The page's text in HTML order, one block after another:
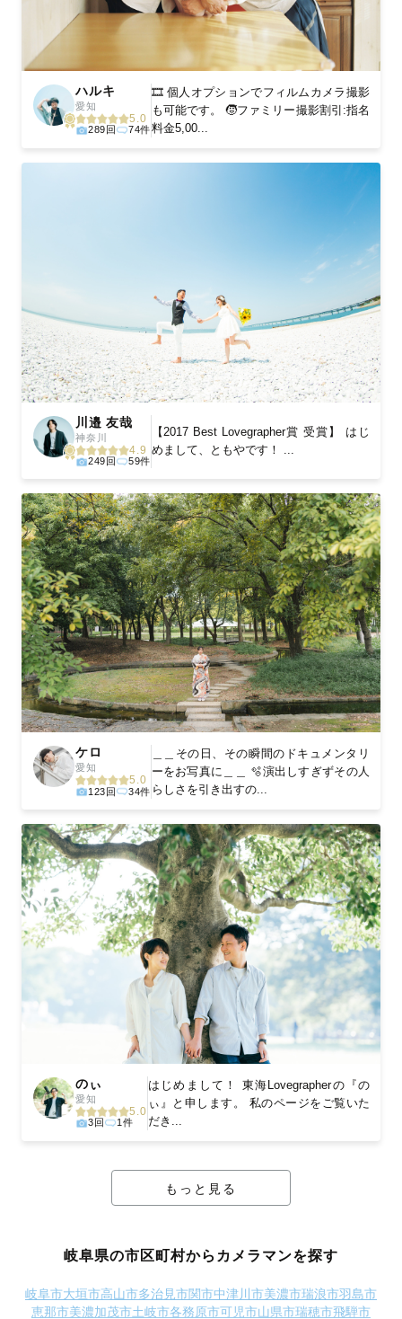
ハルキ
愛知
5.0
289回 74件
🎞️ 個人オプションでフィルムカメラ撮影
も可能です。 🧒ファミリー撮影割引:指名
料金5,00...
川邉 友哉
神奈川
4.9
249回 59件
【2017 Best Lovegrapher賞 受賞】 はじ
めまして、ともやです！ ...
ケロ
愛知
5.0
123回 34件
＿＿その日、その瞬間のドキュメンタリ
ーをお写真に＿＿ 🫧演出しすぎずその人
らしさを引き出すの...
のぃ
愛知
5.0
3回 1件
はじめまして！ 東海Lovegrapherの『の
ぃ』と申します。 私のページをご覧いた
だき...
もっと見る
岐阜県の市区町村からカメラマンを探す
岐阜市大垣市高山市多治見市関市中津川市美濃市瑞浪市羽島市
恵那市美濃加茂市土岐市各務原市可児市山県市瑞穂市飛騨市